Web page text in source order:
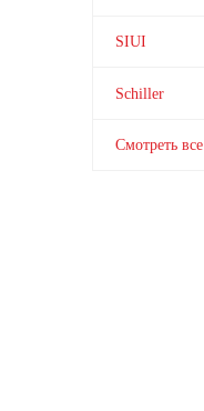
SIUI
Schiller
Смотреть все